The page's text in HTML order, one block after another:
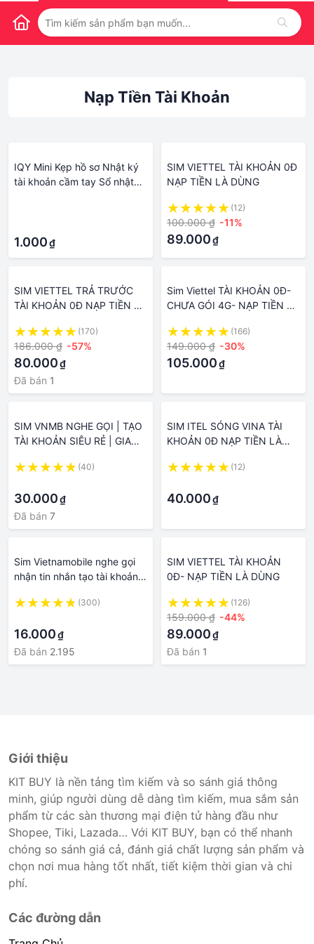
Nạp Tiền Tài Khoản
IQY Mini Kẹp hồ sơ Nhật ký
tài khoản cầm tay Sổ nhật
ảnh
1.000₫
SIM VIETTEL TÀI KHOẢN 0Đ
NẠP TIỀN LÀ DÙNG
(12)
100.000 ₫ -11%
89.000₫
SIM VIETTEL TRẢ TRƯỚC
TÀI KHOẢN 0Đ NẠP TIỀN LÀ
(170)
186.000 ₫ -57%
80.000₫
Đã bán 1
Sim Viettel TÀI KHOẢN 0Đ-
CHƯA GÓI 4G- NẠP TIỀN LÀ
(166)
149.000 ₫ -30%
105.000₫
SIM VNMB NGHE GỌI | TẠO
TÀI KHOẢN SIÊU RẺ | GIA
NẠP TIỀN
(40)
30.000₫
Đã bán 7
SIM ITEL SÓNG VINA TÀI
KHOẢN 0Đ NẠP TIỀN LÀ
(12)
40.000₫
Sim Vietnamobile nghe gọi
nhận tin nhắn tạo tài khoản
siêu rẻ
(300)
16.000₫
Đã bán 2.195
SIM VIETTEL TÀI KHOẢN
0Đ- NẠP TIỀN LÀ DÙNG
(126)
159.000 ₫ -44%
89.000₫
Đã bán 1
Giới thiệu
KIT BUY là nền tảng tìm kiếm và so sánh giá thông
minh, giúp người dùng dễ dàng tìm kiếm, mua sắm sản
phẩm từ các sàn thương mại điện tử hàng đầu như
Shopee, Tiki, Lazada… Với KIT BUY, bạn có thể nhanh
chóng so sánh giá cả, đánh giá chất lượng sản phẩm và
chọn nơi mua hàng tốt nhất, tiết kiệm thời gian và chi
phí.
Các đường dẫn